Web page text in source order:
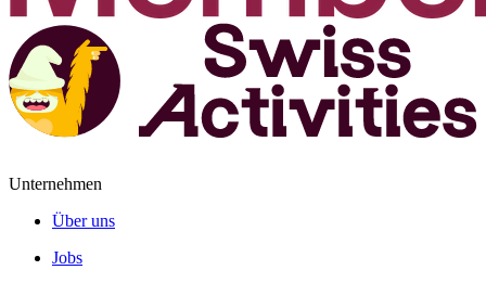
Unternehmen
Über uns
Jobs